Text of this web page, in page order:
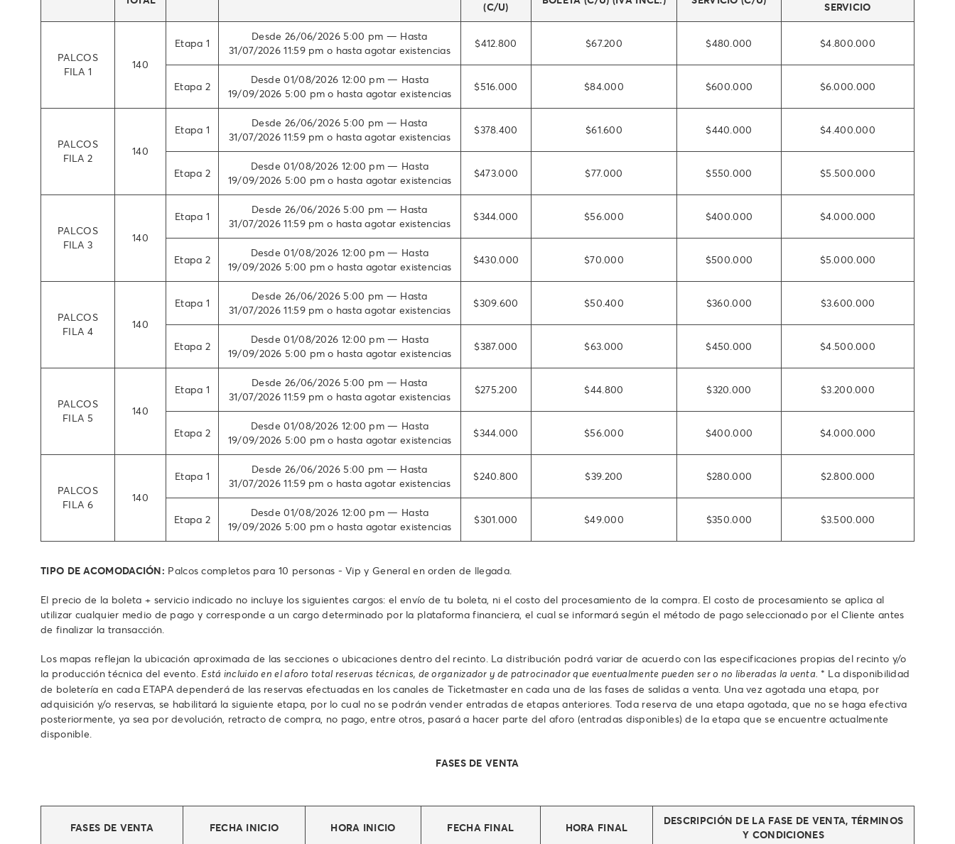
(C/U)
SERVICIO
PALCOS
FILA 1
140
Etapa 1
Desde 26/06/2026 5:00 pm — Hasta
31/07/2026 11:59 pm o hasta agotar existencias
$412.800 $67.200 $480.000 $4.800.000
Etapa 2
Desde 01/08/2026 12:00 pm — Hasta
19/09/2026 5:00 pm o hasta agotar existencias
$516.000 $84.000 $600.000 $6.000.000
PALCOS
FILA 2
140
Etapa 1
Desde 26/06/2026 5:00 pm — Hasta
31/07/2026 11:59 pm o hasta agotar existencias
$378.400 $61.600 $440.000 $4.400.000
Etapa 2
Desde 01/08/2026 12:00 pm — Hasta
19/09/2026 5:00 pm o hasta agotar existencias
$473.000 $77.000 $550.000 $5.500.000
PALCOS
FILA 3
140
Etapa 1
Desde 26/06/2026 5:00 pm — Hasta
31/07/2026 11:59 pm o hasta agotar existencias
$344.000 $56.000 $400.000 $4.000.000
Etapa 2
Desde 01/08/2026 12:00 pm — Hasta
19/09/2026 5:00 pm o hasta agotar existencias
$430.000 $70.000 $500.000 $5.000.000
PALCOS
FILA 4
140
Etapa 1
Desde 26/06/2026 5:00 pm — Hasta
31/07/2026 11:59 pm o hasta agotar existencias
$309.600 $50.400 $360.000 $3.600.000
Etapa 2
Desde 01/08/2026 12:00 pm — Hasta
19/09/2026 5:00 pm o hasta agotar existencias
$387.000 $63.000 $450.000 $4.500.000
PALCOS
FILA 5
140
Etapa 1
Desde 26/06/2026 5:00 pm — Hasta
31/07/2026 11:59 pm o hasta agotar existencias
$275.200 $44.800 $320.000 $3.200.000
Etapa 2
Desde 01/08/2026 12:00 pm — Hasta
19/09/2026 5:00 pm o hasta agotar existencias
$344.000 $56.000 $400.000 $4.000.000
PALCOS
FILA 6
140
Etapa 1
Desde 26/06/2026 5:00 pm — Hasta
31/07/2026 11:59 pm o hasta agotar existencias
$240.800 $39.200 $280.000 $2.800.000
Etapa 2
Desde 01/08/2026 12:00 pm — Hasta
19/09/2026 5:00 pm o hasta agotar existencias
$301.000 $49.000 $350.000 $3.500.000
TIPO DE ACOMODACIÓN: Palcos completos para 10 personas - Vip y General en orden de llegada.
El precio de la boleta + servicio indicado no incluye los siguientes cargos: el envío de tu boleta, ni el costo del procesamiento de la compra. El costo de procesamiento se aplica al
utilizar cualquier medio de pago y corresponde a un cargo determinado por la plataforma financiera, el cual se informará según el método de pago seleccionado por el Cliente antes
de finalizar la transacción.
Los mapas reflejan la ubicación aproximada de las secciones o ubicaciones dentro del recinto. La distribución podrá variar de acuerdo con las especificaciones propias del recinto y/o
la producción técnica del evento. Está incluido en el aforo total reservas técnicas, de organizador y de patrocinador que eventualmente pueden ser o no liberadas la venta. * La disponibilidad
de boletería en cada ETAPA dependerá de las reservas efectuadas en los canales de Ticketmaster en cada una de las fases de salidas a venta. Una vez agotada una etapa, por
adquisición y/o reservas, se habilitará la siguiente etapa, por lo cual no se podrán vender entradas de etapas anteriores. Toda reserva de una etapa agotada, que no se haga efectiva
posteriormente, ya sea por devolución, retracto de compra, no pago, entre otros, pasará a hacer parte del aforo (entradas disponibles) de la etapa que se encuentre actualmente
disponible.
FASES DE VENTA
FASES DE VENTA FECHA INICIO HORA INICIO FECHA FINAL HORA FINAL
DESCRIPCIÓN DE LA FASE DE VENTA, TÉRMINOS
Y CONDICIONES